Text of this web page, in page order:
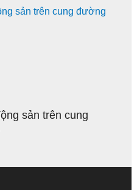
sản trên cung